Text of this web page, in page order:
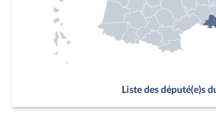
Liste des député(e)s